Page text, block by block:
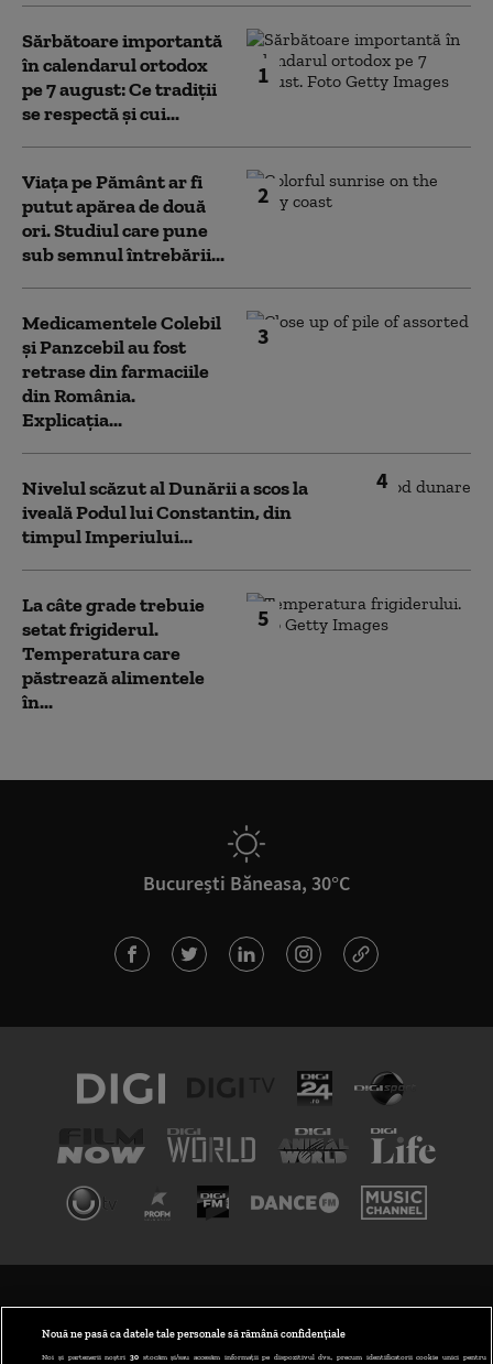
1
Sărbătoare importantă
în calendarul ortodox
pe 7 august: Ce tradiții
se respectă și cui...
2
Viața pe Pământ ar fi
putut apărea de două
ori. Studiul care pune
sub semnul întrebării...
3
Medicamentele Colebil
și Panzcebil au fost
retrase din farmaciile
din România.
Explicația...
4
Nivelul scăzut al Dunării a scos la
iveală Podul lui Constantin, din
timpul Imperiului...
5
La câte grade trebuie
setat frigiderul.
Temperatura care
păstrează alimentele
în...
București Băneasa, 30°C
Nouă ne pasă ca datele tale personale să rămână confidențiale
Noi și partenerii noștri 30stocăm și/sau accesăm informații pe dispozitivul dvs., precum identificatorii cookie unici pentru